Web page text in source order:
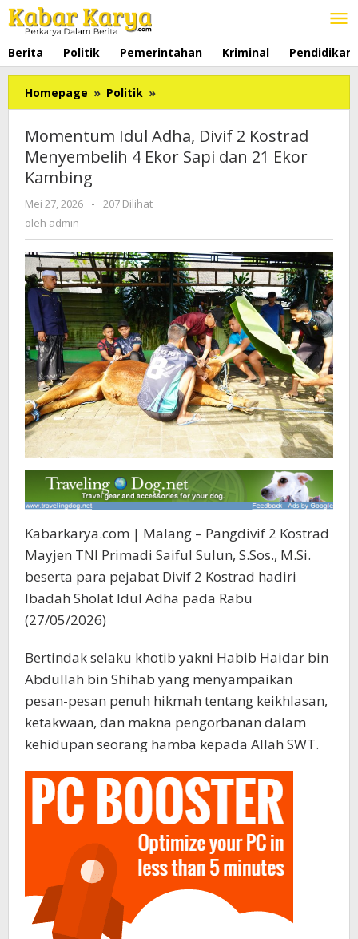
Lewati
ke
Berita Politik Pemerintahan Kriminal Pendidikan
Homepage » Politik »
Idul
Adha,
Divif
2
Sapi
dan
21
Ekor
Kambing
Momentum Idul Adha, Divif 2 Kostrad
Menyembelih 4 Ekor Sapi dan 21 Ekor
Kambing
Mei 27, 2026
oleh
-
207 Dilihat
oleh admin
Kabarkarya.com | Malang – Pangdivif 2 Kostrad
Mayjen TNI Primadi Saiful Sulun, S.Sos., M.Si.
beserta para pejabat Divif 2 Kostrad hadiri
Ibadah Sholat Idul Adha pada Rabu
(27/05/2026)
Bertindak selaku khotib yakni Habib Haidar bin
Abdullah bin Shihab yang menyampaikan
pesan-pesan penuh hikmah tentang keikhlasan,
ketakwaan, dan makna pengorbanan dalam
kehidupan seorang hamba kepada Allah SWT.